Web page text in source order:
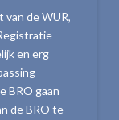
de WUR,
en erg
BRO gaan
de BRO te